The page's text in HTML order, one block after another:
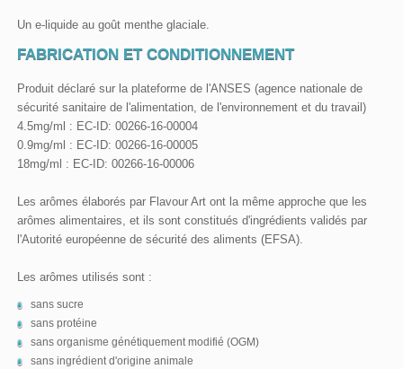
Un e-liquide au goût menthe glaciale.
FABRICATION ET CONDITIONNEMENT
Produit déclaré sur la plateforme de l'ANSES (agence nationale de
sécurité sanitaire de l'alimentation, de l'environnement et du travail)
4.5mg/ml : EC-ID: 00266-16-00004
0.9mg/ml : EC-ID: 00266-16-00005
18mg/ml : EC-ID: 00266-16-00006
Les arômes élaborés par Flavour Art ont la même approche que les
arômes alimentaires, et ils sont constitués d'ingrédients validés par
l'Autorité européenne de sécurité des aliments (EFSA).
Les arômes utilisés sont :
sans sucre
sans protéine
sans organisme génétiquement modifié (OGM)
sans ingrédient d'origine animale